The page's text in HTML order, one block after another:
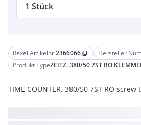
Rexel Artikelnr.2366066 content_copy Hersteller
Produkt TypeZEITZ. 380/50 7ST RO
TIME COUNTER. 380/50 7ST RO screw
1 Stück